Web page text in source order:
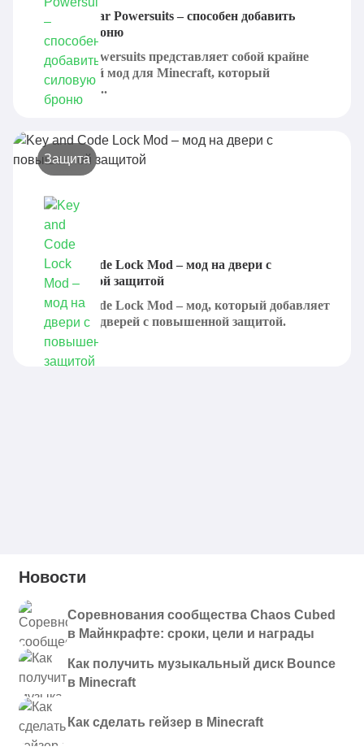
Мод Modular Powersuits – способен добавить
силовую броню
Modular Powersuits представляет собой крайне
интересный мод для Minecraft, который
предлагает...
Защита
Key and Code Lock Mod – мод на двери с
повышенной защитой
Key and Code Lock Mod – мод, который добавляет
новый вид дверей с повышенной защитой.
Теперь...
Новости
Соревнования сообщества Chaos Cubed
в Майнкрафте: сроки, цели и награды
Как получить музыкальный диск Bounce
в Minecraft
Как сделать гейзер в Minecraft